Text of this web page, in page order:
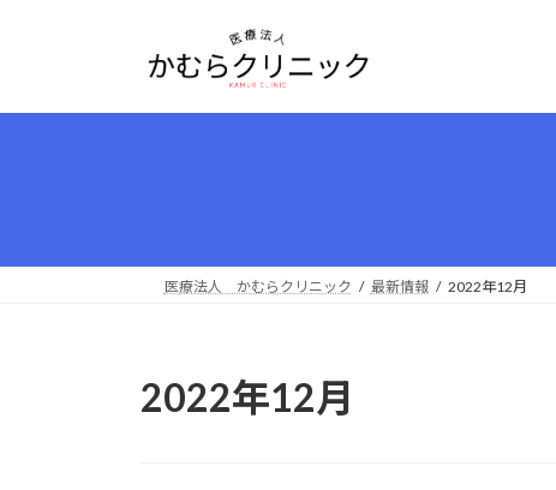
プ
動
医療法人 かむらクリニック 最新情報 2022年12月
2022年12月